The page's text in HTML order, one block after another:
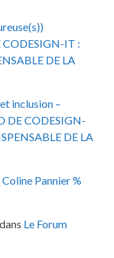
CODESIGN-IT :
DE LA
inclusion –
DE CODESIGN-
DE LA
Pannier %
Le Forum